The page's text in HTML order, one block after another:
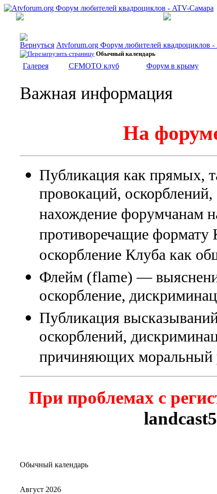
Atvforum.org Форум любителей квадроциклов
Обычный календарь
Галерея CFMOTO клуб Форум в крыму
Важная информация
На
Публикация как прямых,
провокаций,
нахождение форумчанам
противоречащие формату
оскорбление Клуба как
Флейм (flame) —
оскорбление,
Публикация
оскорблений,
причиняющих моральный
При проблемах с
Обычный календарь
Август 2026